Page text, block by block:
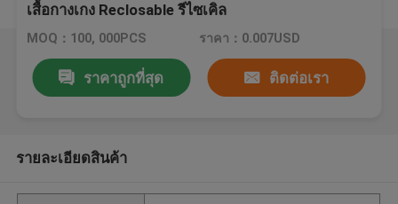
เสื้อกางเกง Reclosable รีไซเคิล
MOQ：100, 000PCS ราคา：0.007USD
ราคาถูกที่สุด ติดต่อเรา
รายละเอียดสินค้า